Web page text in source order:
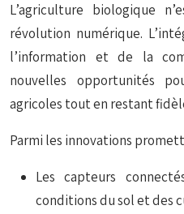
L’agriculture biologique
révolution numérique.
l’information et de la
nouvelles opportunités
agricoles tout en restant
Parmi les innovations
Les capteurs
conditions du sol et des